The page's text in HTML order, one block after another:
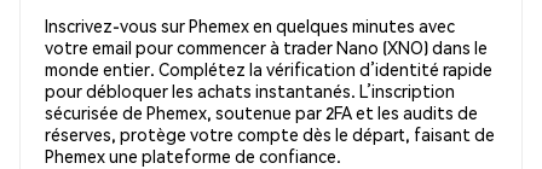
Inscrivez-vous sur Phemex en quelques minutes avec
votre email pour commencer à trader Nano (XNO) dans le
monde entier. Complétez la vérification d’identité rapide
pour débloquer les achats instantanés. L’inscription
sécurisée de Phemex, soutenue par 2FA et les audits de
réserves, protège votre compte dès le départ, faisant de
Phemex une plateforme de confiance.